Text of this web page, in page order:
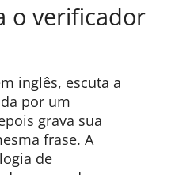
o verificador
inglês, escuta a
por um
grava sua
frase. A
de